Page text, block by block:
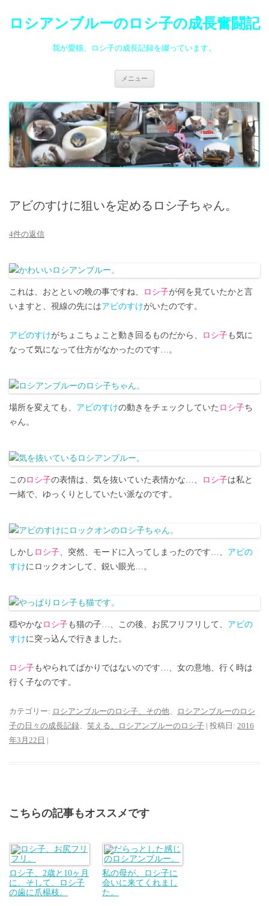
ロシアンブルーのロシ子の成長奮闘記
我が愛猫、ロシ子の成長記録を綴っています。
メニュー
ツ
へ
ス
キ
ッ
プ
アビのすけに狙いを定めるロシ子ちゃん。
4件の返信
これは、おとといの晩の事ですね、 ロシ子が何を見ていたかと言
いますと、視線の先にはアビのすけがいたのです。
アビのすけがちょこちょこと動き回るものだから、 ロシ子も気に
なって気になって仕方がなかったのです…。
場所を変えても、 アビのすけの動きをチェックしていた ロシ子ち
ゃん。
このロシ子の表情は、気を抜いていた表情かな…、 ロシ子は私と
一緒で、ゆっくりとしていたい派なのです。
しかし ロシ子 、突然、モードに入ってしまったのです…、 アビの
すけにロックオンして、鋭い眼光…。
穏やかな ロシ子も猫の子…、この後、お尻フリフリして、 アビの
すけに突っ込んで行きました。
ロシ子もやられてばかりではないのです…、女の意地、行く時は
行く子なのです。
カテゴリー: ロシアンブルーのロシ子、その他
ロシアンブルーのロシ
子の日々の成長記録
笑える、ロシアンブルーのロシ子 | 投稿日: 2016
年3月22日 |
こちらの記事もオススメです
ロシ子、2歳と10ヶ月
に、そして、ロシ子
の歯に爪楊枝。
私の母が、ロシ子に
会いに来てくれまし
た。